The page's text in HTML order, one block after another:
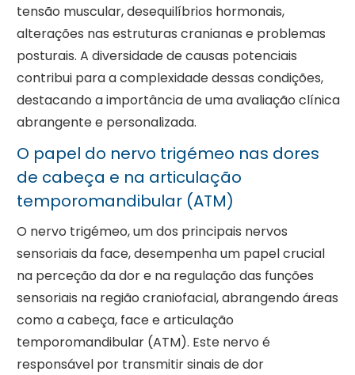
tensão muscular, desequilíbrios hormonais,
alterações nas estruturas cranianas e problemas
posturais. A diversidade de causas potenciais
contribui para a complexidade dessas condições,
destacando a importância de uma avaliação clínica
abrangente e personalizada.
O papel do nervo trigémeo nas dores
de cabeça e na articulação
temporomandibular (ATM)
O nervo trigémeo, um dos principais nervos
sensoriais da face, desempenha um papel crucial
na perceção da dor e na regulação das funções
sensoriais na região craniofacial, abrangendo áreas
como a cabeça, face e articulação
temporomandibular (ATM). Este nervo é
responsável por transmitir sinais de dor